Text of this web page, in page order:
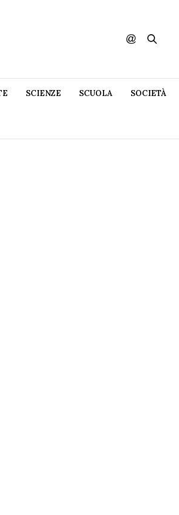
SCIENZE SCUOLA SOCIETÀ